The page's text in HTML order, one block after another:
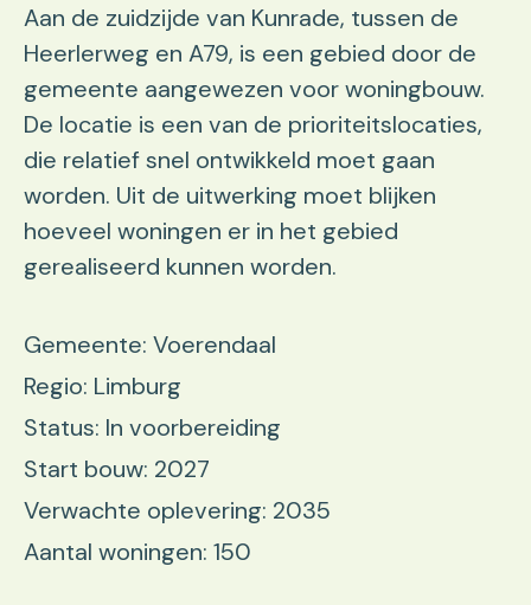
Aan de zuidzijde van Kunrade, tussen de
Heerlerweg en A79, is een gebied door de
gemeente aangewezen voor woningbouw.
De locatie is een van de prioriteitslocaties,
die relatief snel ontwikkeld moet gaan
worden. Uit de uitwerking moet blijken
hoeveel woningen er in het gebied
gerealiseerd kunnen worden.
Gemeente: Voerendaal
Regio: Limburg
Status: In voorbereiding
Start bouw: 2027
Verwachte oplevering: 2035
Aantal woningen: 150